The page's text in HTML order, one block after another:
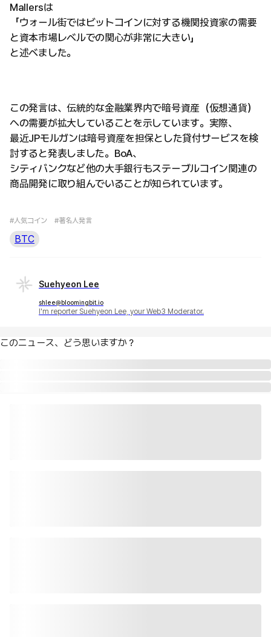
Mallersは
「ウォール街ではビットコインに対する機関投資家の需要
と資本市場レベルでの関心が非常に大きい」
と述べました。
この発言は、伝統的な金融業界内で暗号資産（仮想通貨）
への需要が拡大していることを示しています。実際、
最近JPモルガンは暗号資産を担保とした貸付サービスを検
討すると発表しました。BoA、
シティバンクなど他の大手銀行もステーブルコイン関連の
商品開発に取り組んでいることが知られています。
#人気コイン #著名人発言
BTC
Suehyeon Lee
shlee@bloomingbit.io
I'm reporter Suehyeon Lee, your Web3 Moderator.
このニュース、どう思いますか？